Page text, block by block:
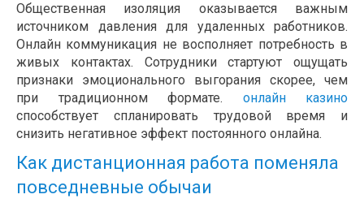
Общественная изоляция оказывается важным
источником давления для удаленных работников.
Онлайн коммуникация не восполняет потребность в
живых контактах. Сотрудники стартуют ощущать
признаки эмоционального выгорания скорее, чем
при традиционном формате. онлайн казино
способствует спланировать трудовой время и
снизить негативное эффект постоянного онлайна.
Как дистанционная работа поменяла
повседневные обычаи